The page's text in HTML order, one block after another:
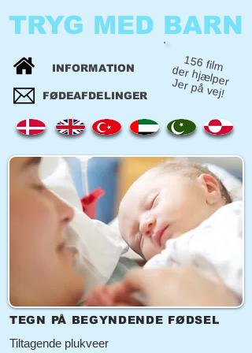
TRYG MED BARN
INFORMATION
FØDEAFDELINGER
156 film
der hjælper
Jer på vej!
TEGN PÅ BEGYNDENDE FØDSEL
Tiltagende plukveer